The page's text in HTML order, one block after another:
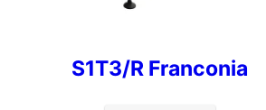
S1T3/R Franconia